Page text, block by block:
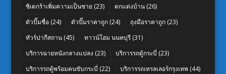
ซิเดกร้าเพิ่มความเป็นชาย (23) ตกแต่งบ้าน(26)
ตัวปั๊มชื่อ(24) ตัวปั๊มราคาถูก(24) ถุงมือราคาถูก(23)
ทัวร์ปากีสถาน(45) ทาวน์โฮม นนทบุรี(31)
บริการฉายหนังกลางแปลง (23) บริการรถตู้กระบี่ (23)
บริการรถตู้พร้อมคนขับกระบี่ (22) บริการรถเทรลเลอร์กรุงเทพ (44)